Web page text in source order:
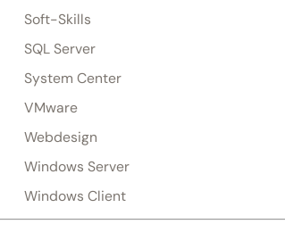
Soft-Skills
SQL Server
System Center
VMware
Webdesign
Windows Server
Windows Client